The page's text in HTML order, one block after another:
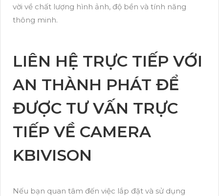
vời về chất lượng hình ảnh, độ bền và tính năng
thông minh.
LIÊN HỆ TRỰC TIẾP VỚI
AN THÀNH PHÁT ĐỂ
ĐƯỢC TƯ VẤN TRỰC
TIẾP VỀ CAMERA
KBIVISON
Nếu bạn quan tâm đến việc lắp đặt và sử dụng